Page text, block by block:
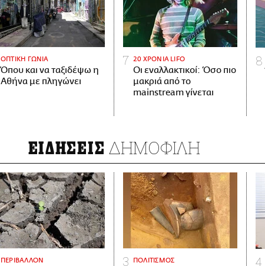
ΟΠΤΙΚΗ ΓΩΝΙΑ
Όπου και να ταξιδέψω η
Αθήνα με πληγώνει
20 ΧΡΟΝΙΑ LIFO
Οι εναλλακτικοί: Όσο πιο
μακριά από το
mainstream γίνεται
ΕΙΔΗΣΕΙΣ ΔΗΜΟΦΙΛΗ
ΠΕΡΙΒΑΛΛΟΝ ΠΟΛΙΤΙΣΜΟΣ